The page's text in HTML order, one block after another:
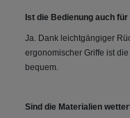
Ist die Bedienung auch
Ja. Dank leichtgängiger
ergonomischer Griffe ist
bequem.
Sind die Materialien